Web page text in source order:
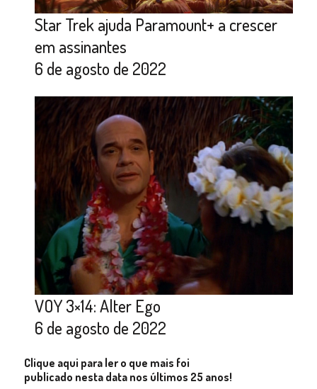
Star Trek ajuda Paramount+ a crescer
em assinantes
6 de agosto de 2022
VOY 3×14: Alter Ego
6 de agosto de 2022
Clique aqui para ler o que mais foi
publicado nesta data nos últimos 25 anos!